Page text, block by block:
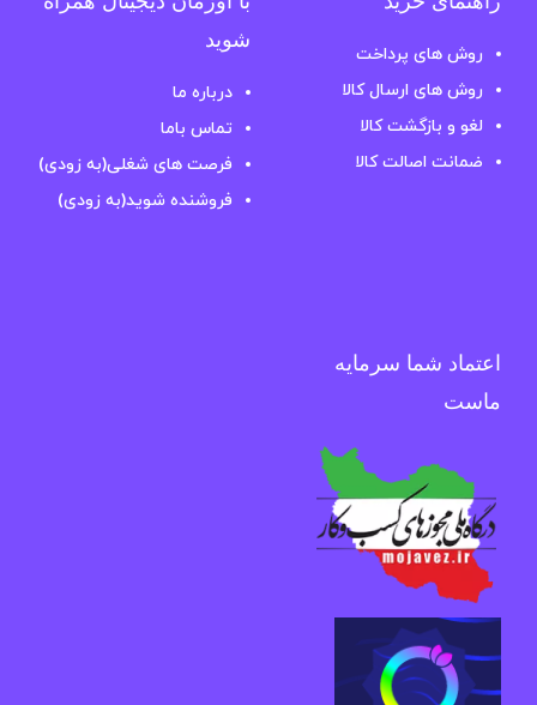
روش های پرداخت
روش های ارسال کالا
لغو و بازگشت کالا
ضمانت اصالت کالا
شوید
درباره ما
تماس باما
فرصت های شغلی(به زودی)
فروشنده شوید(به زودی)
اعتماد شما سرمایه
ماست